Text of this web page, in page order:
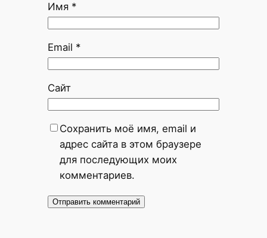
Имя *
Email *
Сайт
Сохранить моё имя, email и
адрес сайта в этом браузере
для последующих моих
комментариев.